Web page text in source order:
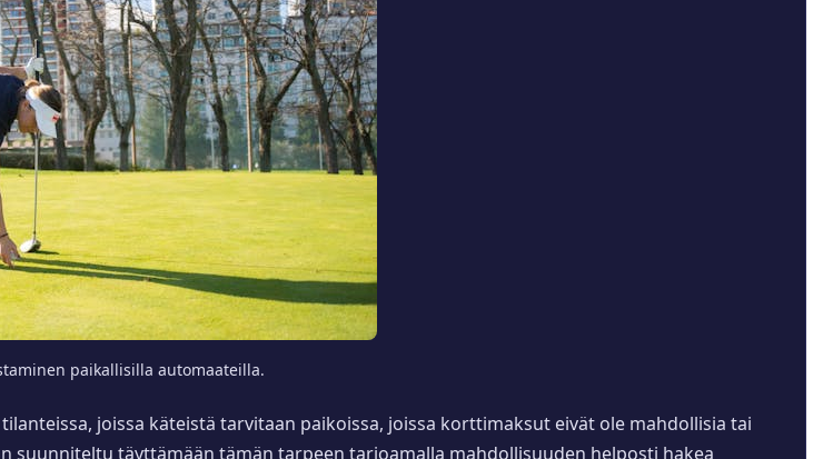
paikallisilla automaateilla.
joissa käteistä tarvitaan paikoissa, joissa korttimaksut eivät ole mahdollisia tai
suunniteltu täyttämään tämän tarpeen tarjoamalla mahdollisuuden helposti hakea